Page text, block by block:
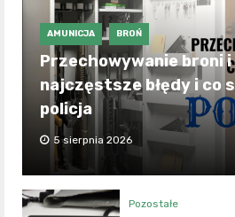
AMUNICJA BROŃ
Przechowywanie broni
najczęstsze błędy i co
policja
5 sierpnia 2026
Pozostałe